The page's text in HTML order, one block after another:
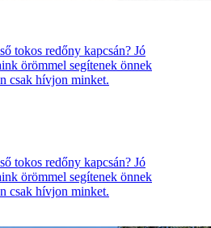
tokos redőny kapcsán? Jó
örömmel segítenek önnek
csak hívjon minket.
tokos redőny kapcsán? Jó
örömmel segítenek önnek
csak hívjon minket.